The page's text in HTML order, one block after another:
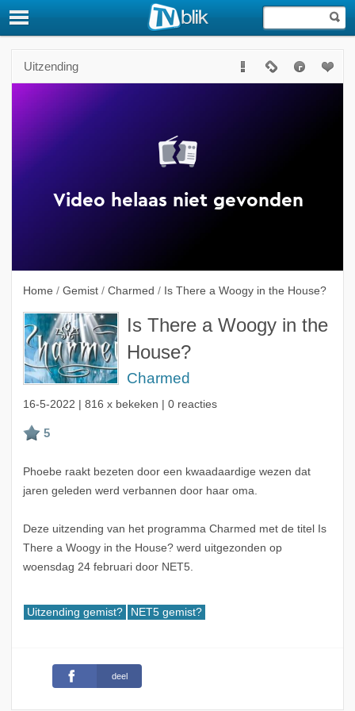
Uitzending
Home / Gemist / Charmed / Is There a Woogy in the House?
Is There a Woogy in the
House?
Charmed
16-5-2022 | 816 x bekeken | 0 reacties
Phoebe raakt bezeten door een kwaadaardige wezen dat
jaren geleden werd verbannen door haar oma.
Deze uitzending van het programma Charmed met de titel Is
There a Woogy in the House? werd uitgezonden op
woensdag 24 februari door NET5.
Uitzending gemist? NET5 gemist?
deel